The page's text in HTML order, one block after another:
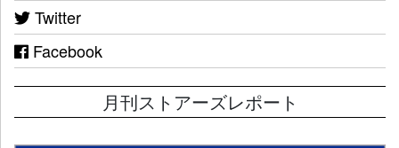
Twitter
Facebook
月刊ストアーズレポート